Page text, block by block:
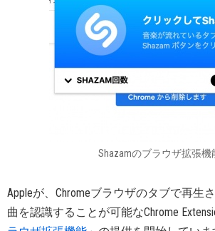
Shazamのブラウザ拡張機
Appleが、Chromeブラウザのタブで再生
曲を認識することが可能なChrome